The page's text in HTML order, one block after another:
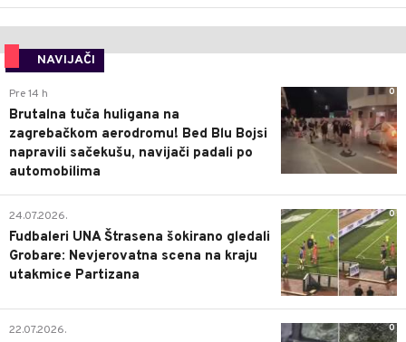
NAVIJAČI
0
Pre 14 h
Brutalna tuča huligana na
zagrebačkom aerodromu! Bed Blu Bojsi
napravili sačekušu, navijači padali po
automobilima
0
24.07.2026.
Fudbaleri UNA Štrasena šokirano gledali
Grobare: Nevjerovatna scena na kraju
utakmice Partizana
0
22.07.2026.